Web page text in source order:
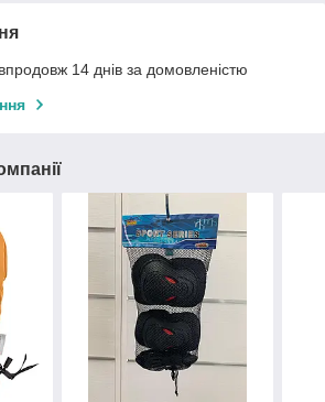
14 днів за домовленістю